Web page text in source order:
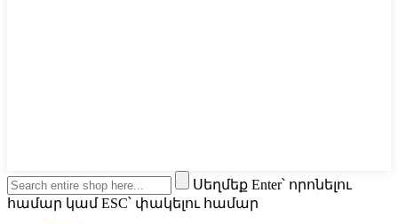
Սեղմեք Enter՝ որոնելու
համար կամ ESC՝ փակելու համար